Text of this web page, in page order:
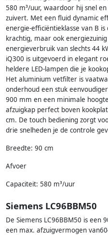
580 m³/uur, waardoor hij snel
zuivert. Met een fluid dynamic
energie-efficiëntieklasse van B
krachtig, maar ook
energieverbruik van slechts 44
iQ300 is uitgevoerd in elegant
heldere LED-lampen die je
Het aluminium vetfilter is
onderhoud een stuk
900 mm en een minimale
afzuigkap perfect boven
cm. De touch bediening zorgt
drie snelheden je de controle
Breedte: 90 cm
Afvoer
Capaciteit: 580 m³/uur
Siemens LC96BBM50
De Siemens LC96BBM50 is een
een max. afzuigvermogen